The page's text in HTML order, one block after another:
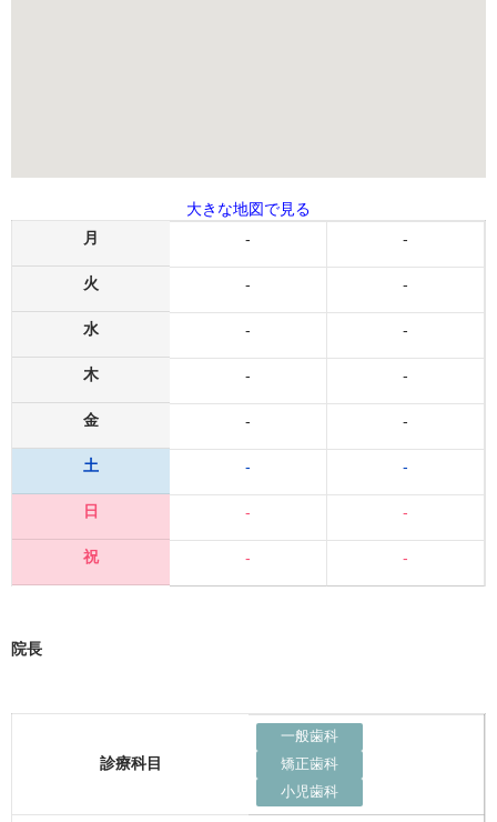
大きな地図で見る
月
火
水
木
金
土
日
祝
-
-
-
-
-
-
-
-
-
-
-
-
-
-
-
-
院長
診療科目
一般歯科
矯正歯科
小児歯科